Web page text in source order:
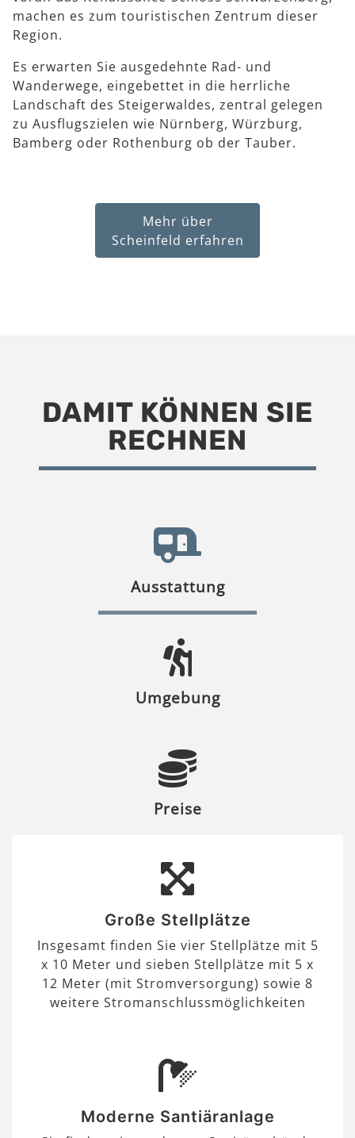
machen es zum touristischen Zentrum dieser
Region.
Es erwarten Sie ausgedehnte Rad- und
Wanderwege, eingebettet in die herrliche
Landschaft des Steigerwaldes, zentral gelegen
zu Ausflugszielen wie Nürnberg, Würzburg,
Bamberg oder Rothenburg ob der Tauber.
Mehr über
Scheinfeld erfahren
DAMIT KÖNNEN SIE
RECHNEN
Ausstattung
Umgebung
Preise
Große Stellplätze
Insgesamt finden Sie vier Stellplätze mit 5
x 10 Meter und sieben Stellplätze mit 5 x
12 Meter (mit Stromversorgung) sowie 8
weitere Stromanschlussmöglichkeiten
Moderne Santiäranlage